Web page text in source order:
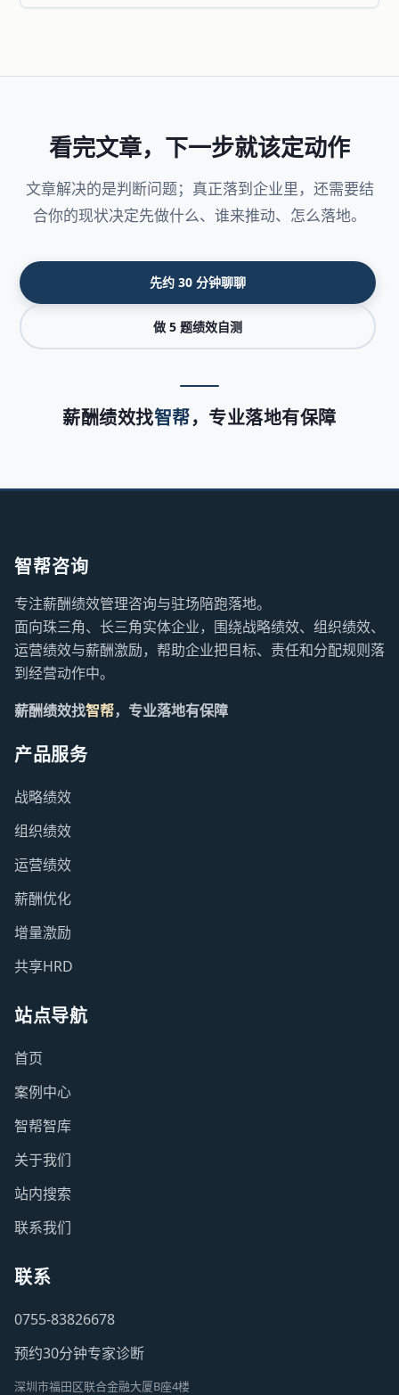
看完文章，下一步就该定动作
文章解决的是判断问题；真正落到企业里，还需要结
合你的现状决定先做什么、谁来推动、怎么落地。
先约 30 分钟聊聊
做 5 题绩效自测
薪酬绩效找智帮，专业落地有保障
智帮咨询
专注薪酬绩效管理咨询与驻场陪跑落地。
面向珠三角、长三角实体企业，围绕战略绩效、组织绩效、
运营绩效与薪酬激励，帮助企业把目标、责任和分配规则落
到经营动作中。
薪酬绩效找智帮，专业落地有保障
产品服务
战略绩效
组织绩效
运营绩效
薪酬优化
增量激励
共享HRD
站点导航
首页
案例中心
智帮智库
关于我们
站内搜索
联系我们
联系
0755-83826678
预约30分钟专家诊断
深圳市福田区联合金融大厦B座4楼